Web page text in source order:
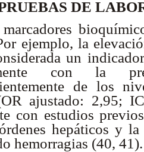
DE
ejemplo, la
un
con la
de los
ajustado: 2,95;
con estudios
hepáticos y
hemorragias (40, 41).